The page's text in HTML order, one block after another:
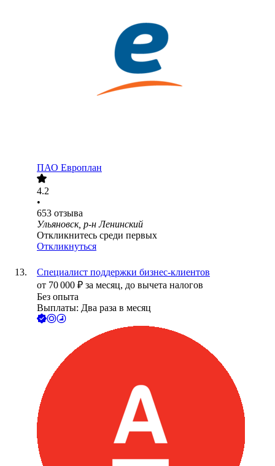
ПАО Европлан
4.2
•
653 отзыва
Ульяновск, р-н Ленинский
Откликнитесь среди первых
Откликнуться
Специалист поддержки бизнес-клиентов
от 70 000 ₽ за месяц, до вычета налогов
Без опыта
Выплаты: Два раза в месяц